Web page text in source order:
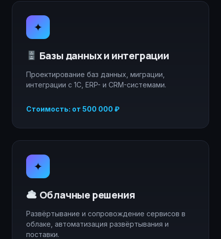
✦
Базы данных и интеграции
Проектирование баз данных, миграции,
интеграции с 1С, ERP- и CRM-системами.
Стоимость: от 500 000 ₽
✦
Облачные решения
Развёртывание и сопровождение сервисов в
облаке, автоматизация развёртывания и
поставки.